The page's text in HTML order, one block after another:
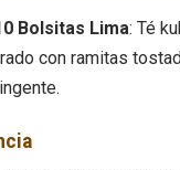
Bolsitas Lima: Té
con ramitas